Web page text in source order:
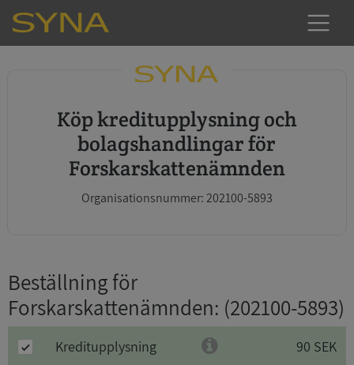
Köp kreditupplysning och
bolagshandlingar för
Forskarskattenämnden
Organisationsnummer: 202100-5893
Beställning för
Forskarskattenämnden: (202100-5893)
Kreditupplysning 90 SEK